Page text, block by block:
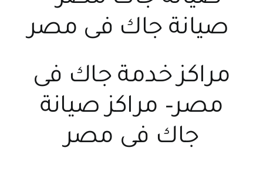
صيانة جاك فى مصر
مراكز خدمة جاك فى
مصر– مراكز صيانة
جاك فى مصر